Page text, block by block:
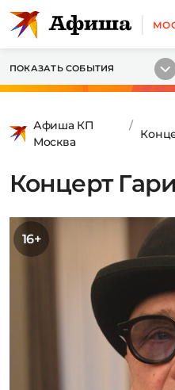
ПОКАЗАТЬ СОБЫТИЯ
Афиша КП
Москва
Концерт
16+